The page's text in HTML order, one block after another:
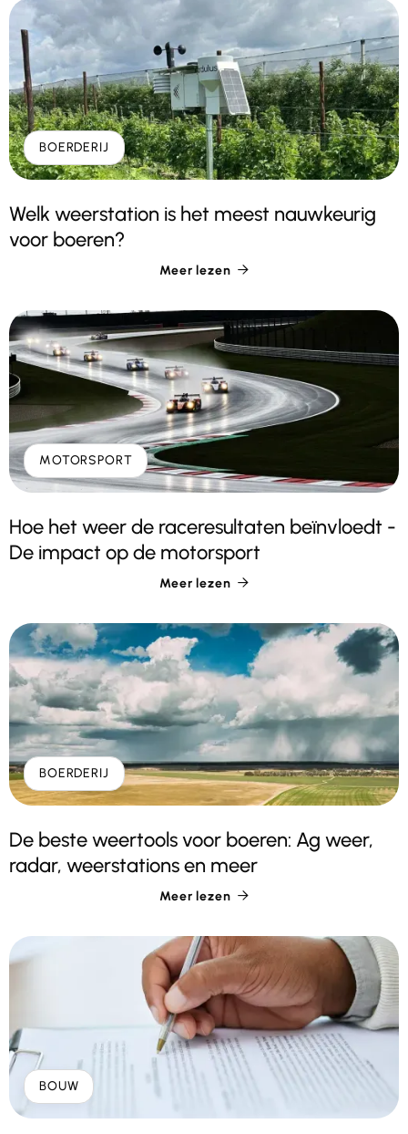
BOERDERIJ
Welk weerstation is het meest nauwkeurig
voor boeren?
Meer lezen 
MOTORSPORT
Hoe het weer de raceresultaten beïnvloedt -
De impact op de motorsport
Meer lezen 
BOERDERIJ
De beste weertools voor boeren: Ag weer,
radar, weerstations en meer
Meer lezen 
BOUW